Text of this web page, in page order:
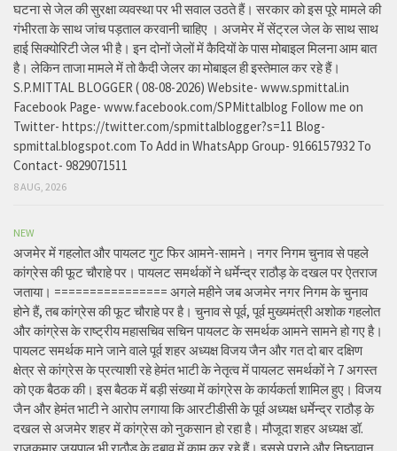
घटना से जेल की सुरक्षा व्यवस्था पर भी सवाल उठते हैं। सरकार को इस पूरे मामले की
गंभीरता के साथ जांच पड़ताल करवानी चाहिए । अजमेर में सेंट्रल जेल के साथ साथ
हाई सिक्योरिटी जेल भी है। इन दोनों जेलों में कैदियों के पास मोबाइल मिलना आम बात
है। लेकिन ताजा मामले में तो कैदी जेलर का मोबाइल ही इस्तेमाल कर रहे हैं।
S.P.MITTAL BLOGGER ( 08-08-2026) Website- www.spmittal.in
Facebook Page- www.facebook.com/SPMittalblog Follow me on
Twitter- https://twitter.com/spmittalblogger?s=11 Blog-
spmittal.blogspot.com To Add in WhatsApp Group- 9166157932 To
Contact- 9829071511
8 AUG, 2026
NEW
अजमेर में गहलोत और पायलट गुट फिर आमने-सामने। नगर निगम चुनाव से पहले
कांग्रेस की फूट चौराहे पर। पायलट समर्थकों ने धर्मेन्द्र राठौड़ के दखल पर ऐतराज
जताया। ================ अगले महीने जब अजमेर नगर निगम के चुनाव
होने हैं, तब कांग्रेस की फूट चौराहे पर है। चुनाव से पूर्व, पूर्व मुख्यमंत्री अशोक गहलोत
और कांग्रेस के राष्ट्रीय महासचिव सचिन पायलट के समर्थक आमने सामने हो गए है।
पायलट समर्थक माने जाने वाले पूर्व शहर अध्यक्ष विजय जैन और गत दो बार दक्षिण
क्षेत्र से कांग्रेस के प्रत्याशी रहे हेमंत भाटी के नेतृत्व में पायलट समर्थकों ने 7 अगस्त
को एक बैठक की। इस बैठक में बड़ी संख्या में कांग्रेस के कार्यकर्ता शामिल हुए। विजय
जैन और हेमंत भाटी ने आरोप लगाया कि आरटीडीसी के पूर्व अध्यक्ष धर्मेन्द्र राठौड़ के
दखल से अजमेर शहर में कांग्रेस को नुकसान हो रहा है। मौजूदा शहर अध्यक्ष डॉ.